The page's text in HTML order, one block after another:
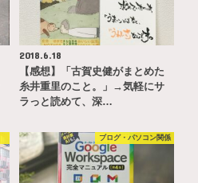
2018.6.18
【感想】「古賀史健がまとめた
糸井重里のこと。」→気軽にサ
ラっと読めて、深…
ブログ・パソコン関係